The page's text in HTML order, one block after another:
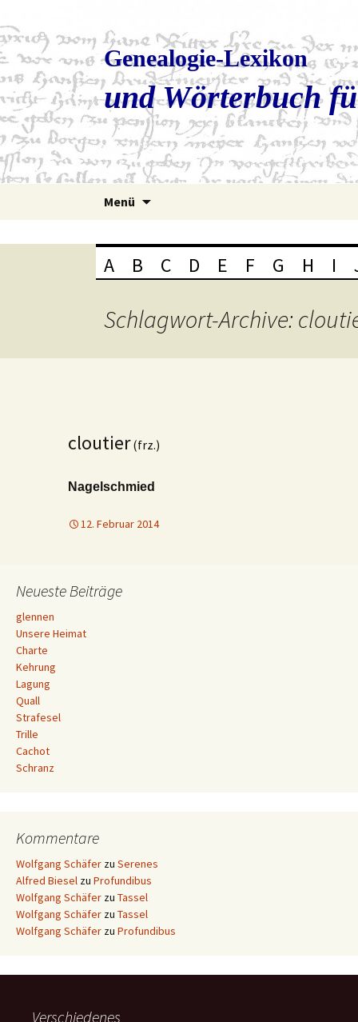
Genealogie-Lexikon
und Wörterbuch
Menü
A B C D E F G H I
Schlagwort-Archive:
cloutier(frz.)
Nagelschmied
12. Februar 2014
Neueste Beiträge
glennen
Unsere Heimat
Charte
Kehrung
Lagung
Quall
Strafesel
Trille
Cachot
Schranz
Kommentare
Wolfgang Schäfer zu Serenes
Alfred Biesel zu Profundibus
Wolfgang Schäfer zu Tassel
Wolfgang Schäfer zu Tassel
Wolfgang Schäfer zu Profundibus
Verschiedenes